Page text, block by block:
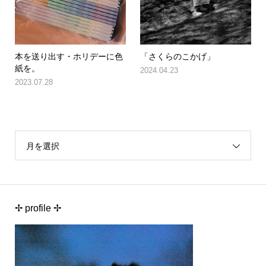
本を送り出す・ホリデーに色
紙を。
2023.07.28
「さくらのこかげ」
2024.04.23
月を選択
✢ profile ✢